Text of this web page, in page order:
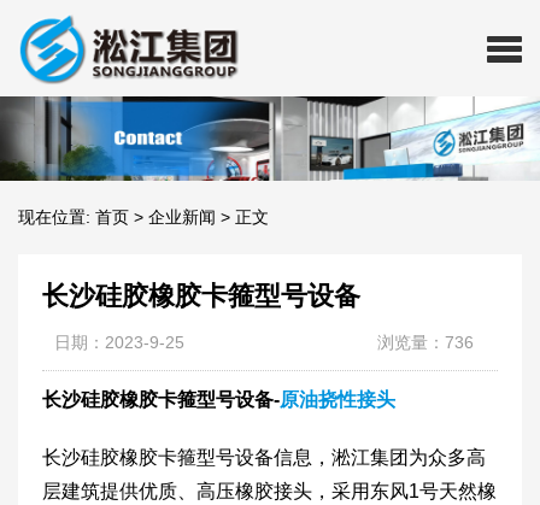
现在位置: 首页 > 企业新闻 > 正文
长沙硅胶橡胶卡箍型号设备
日期：2023-9-25 浏览量：736
长沙硅胶橡胶卡箍型号设备-原油挠性接头
长沙硅胶橡胶卡箍型号设备信息，淞江集团为众多高
层建筑提供优质、高压橡胶接头，采用东风1号天然橡